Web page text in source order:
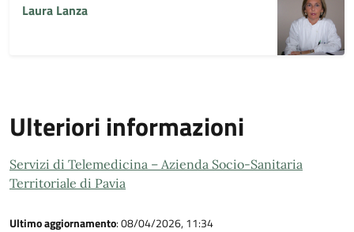
Laura Lanza
Ulteriori informazioni
Servizi di Telemedicina – Azienda Socio-Sanitaria
Territoriale di Pavia
Ultimo aggiornamento: 08/04/2026, 11:34